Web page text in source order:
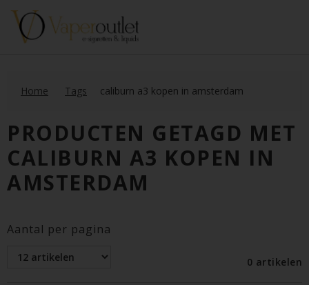
Home Tags caliburn a3 kopen in amsterdam
PRODUCTEN GETAGD MET
CALIBURN A3 KOPEN IN
AMSTERDAM
Aantal per pagina
0 artikelen